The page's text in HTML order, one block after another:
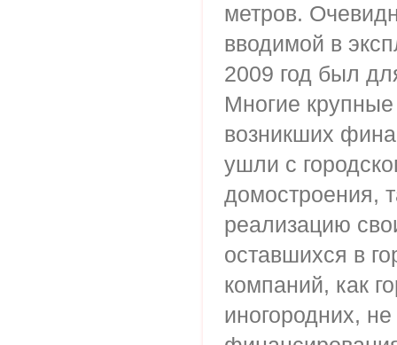
метров.
вводимой в
2009 год был
Многие
возникших
ушли с
домостроения,
реализацию
оставшихся в
компаний, как
иногородних,